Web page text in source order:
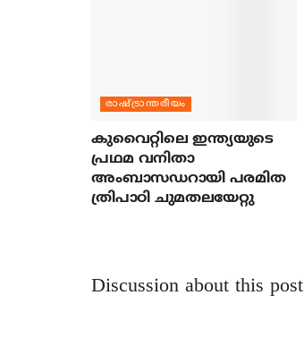
രാഷ്ട്രാന്തരീയം
കുവൈറ്റിലെ ഇന്ത്യയുടെ
പ്രഥമ വനിതാ
അംബാസഡറായി പരമിത
ത്രിപാഠി ചുമതലയേറ്റു
Discussion about this post